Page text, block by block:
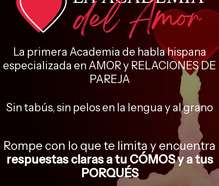
La primera Academia de habla hispana
especializada en AMOR y RELACIONES DE
PAREJA
Sin tabús, sin pelos en la lengua y al grano
Rompe con lo que te limita y encuentra
respuestas claras a tu CÓMOS y a tus
PORQUÉS